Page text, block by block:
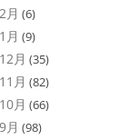
月 (6)
月 (9)
月 (35)
月 (82)
月 (66)
月 (98)